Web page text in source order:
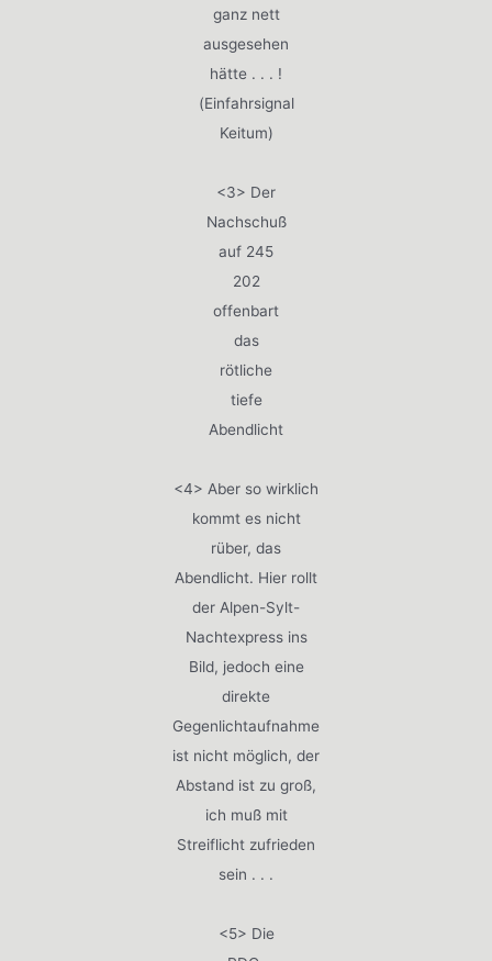
ganz nett
ausgesehen
hätte . . . !
(Einfahrsignal
Keitum)
<3> Der
Nachschuß
auf 245
202
offenbart
das
rötliche
tiefe
Abendlicht
<4> Aber so wirklich
kommt es nicht
rüber, das
Abendlicht. Hier rollt
der Alpen-Sylt-
Nachtexpress ins
Bild, jedoch eine
direkte
Gegenlichtaufnahme
ist nicht möglich, der
Abstand ist zu groß,
ich muß mit
Streiflicht zufrieden
sein . . .
<5> Die